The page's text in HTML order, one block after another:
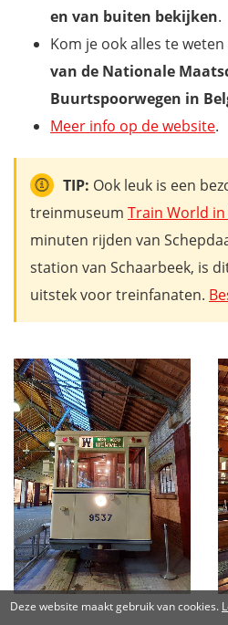
en van buiten bekijken.
Kom je ook alles te
van de Nationale
Buurtspoorwegen in
Meer info op de website.
TIP: Ook leuk is een
treinmuseum Train World
minuten rijden van
station van Schaarbeek, is
uitstek voor treinfanaten.
Deze website maakt gebruik van cookies.